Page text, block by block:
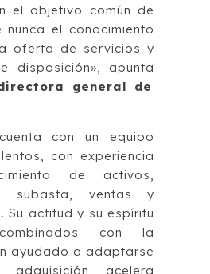
el objetivo común de
el conocimiento
oferta de servicios y
disposición», apunta
general de
con un equipo
con experiencia
de activos,
subasta, ventas y
Su actitud y su espíritu
con la
ayudado a adaptarse
acelera